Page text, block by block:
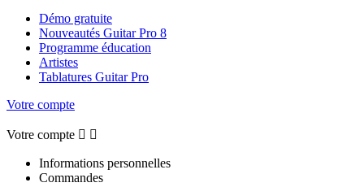
Démo gratuite
Nouveautés Guitar Pro 8
Programme éducation
Artistes
Tablatures Guitar Pro
Votre compte
Votre compte  
Informations personnelles
Commandes